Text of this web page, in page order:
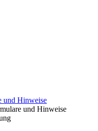
und Hinweise
und Hinweise